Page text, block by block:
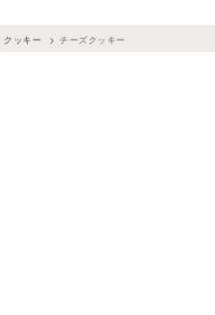
クッキー チーズクッキー